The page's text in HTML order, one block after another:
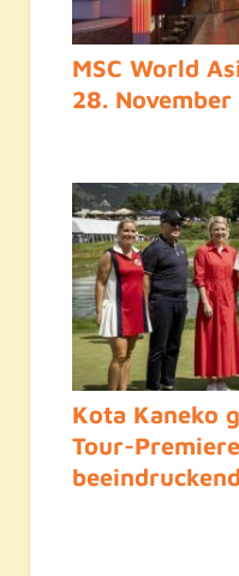
MSC World
28. November
Kota Kaneko
Tour-